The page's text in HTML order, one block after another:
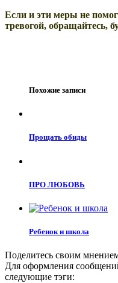
Если и эти меры не
тревогой, обращайтесь,
Похожие записи
Прощать обиды
ПРО ЛЮБОВЬ
Ребенок и школа
Поделитесь своим
Для оформления
следующие тэги: